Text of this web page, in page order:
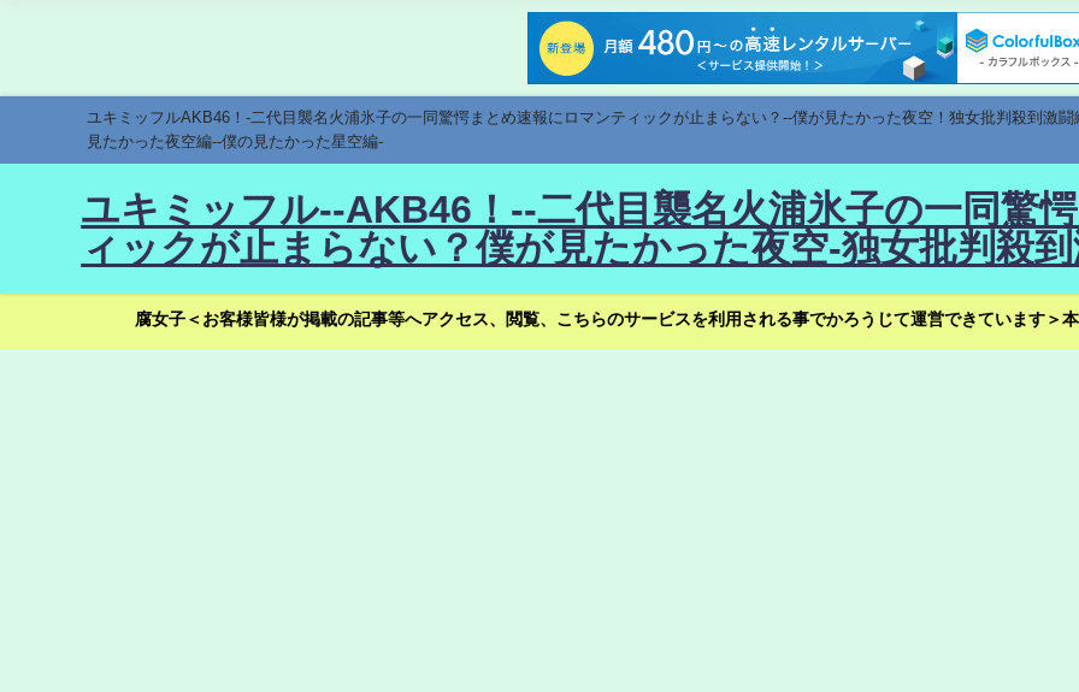
ユキミッフルAKB46！-二代目襲名火浦氷子の一同驚愕まとめ速報にロマンティックが止まらない？--僕が見たかった夜空！独女批判殺到激
見たかった夜空編--僕の見たかった星空編-
ユキミッフル--AKB46！--二代目襲名火浦氷子の一同驚
ィックが止まらない？僕が見たかった夜空-独女批判殺
腐女子＜お客様皆様が掲載の記事等へアクセス、閲覧、こちらのサービスを利用される事でかろうじて運営できています＞